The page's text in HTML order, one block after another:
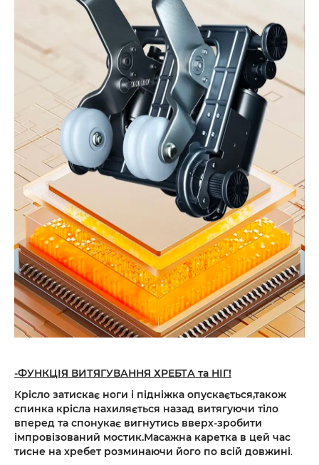
-ФУНКЦІЯ ВИТЯГУВАННЯ ХРЕБТА та НІГ!
Крісло затискає ноги і підніжка опускається,також
спинка крісла нахиляється назад витягуючи тіло
вперед та спонукає вигнутись вверх-зробити
імпровізований мостик.Масажна каретка в цей час
тисне на хребет розминаючи його по всій довжині.